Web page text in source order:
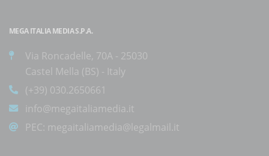
MEGA ITALIA MEDIA S.P.A.
Via Roncadelle, 70A - 25030
Castel Mella (BS) - Italy
(+39) 030.2650661
info@megaitaliamedia.it
PEC: megaitaliamedia@legalmail.it